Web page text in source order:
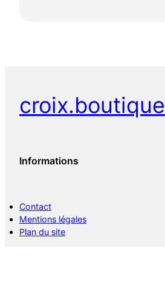
croix.boutique
Informations
Contact
Mentions légales
Plan du site